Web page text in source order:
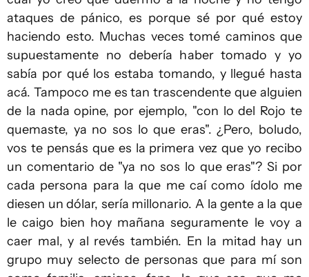
ataques de pánico, es porque sé por qué estoy
haciendo esto. Muchas veces tomé caminos que
supuestamente no debería haber tomado y yo
sabía por qué los estaba tomando, y llegué hasta
acá. Tampoco me es tan trascendente que alguien
de la nada opine, por ejemplo, "con lo del Rojo te
quemaste, ya no sos lo que eras". ¿Pero, boludo,
vos te pensás que es la primera vez que yo recibo
un comentario de "ya no sos lo que eras"? Si por
cada persona para la que me caí como ídolo me
diesen un dólar, sería millonario. A la gente a la que
le caigo bien hoy mañana seguramente le voy a
caer mal, y al revés también. En la mitad hay un
grupo muy selecto de personas que para mí son